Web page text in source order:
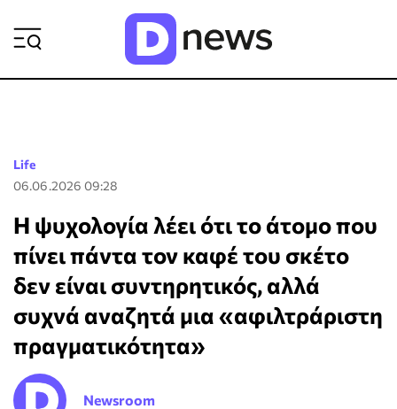
Life
06.06.2026 09:28
Η ψυχολογία λέει ότι το άτομο που
πίνει πάντα τον καφέ του σκέτο
δεν είναι συντηρητικός, αλλά
συχνά αναζητά μια «αφιλτράριστη
πραγματικότητα»
Newsroom